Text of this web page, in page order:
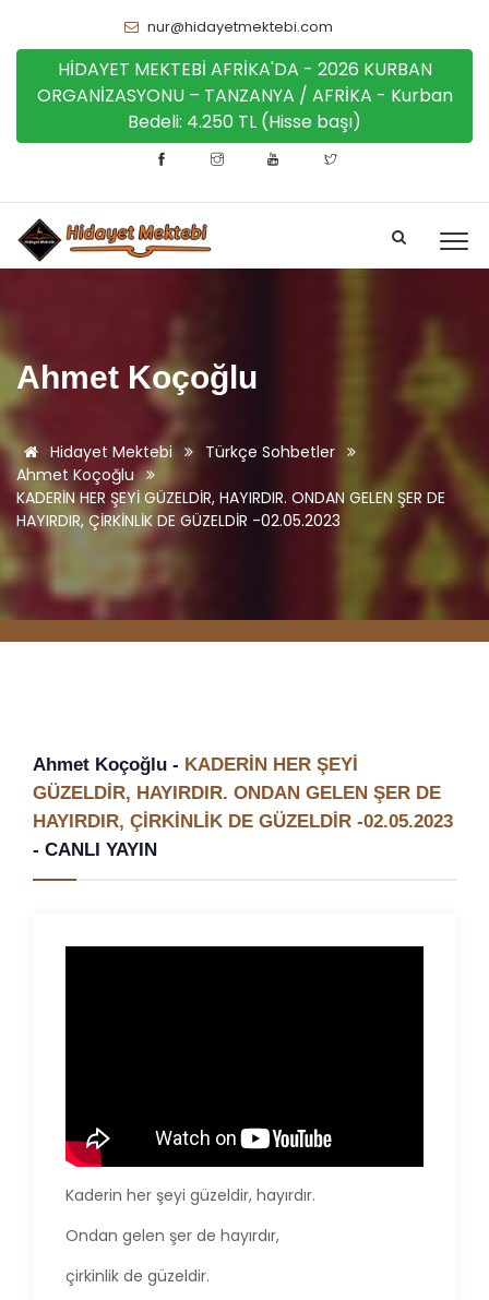
nur@hidayetmektebi.com
HİDAYET MEKTEBİ AFRİKA'DA - 2026 KURBAN
ORGANİZASYONU – TANZANYA / AFRİKA - Kurban
Bedeli: 4.250 TL (Hisse başı)
Ahmet Koçoğlu
Hidayet Mektebi
Türkçe Sohbetler
Ahmet Koçoğlu
KADERİN HER ŞEYİ GÜZELDİR, HAYIRDIR. ONDAN GELEN ŞER DE
HAYIRDIR, ÇİRKİNLİK DE GÜZELDİR -02.05.2023
Ahmet Koçoğlu - KADERİN HER ŞEYİ
GÜZELDİR, HAYIRDIR. ONDAN GELEN ŞER DE
HAYIRDIR, ÇİRKİNLİK DE GÜZELDİR -02.05.2023
- CANLI YAYIN
Kaderin her şeyi güzeldir, hayırdır.
Ondan gelen şer de hayırdır,
çirkinlik de güzeldir.